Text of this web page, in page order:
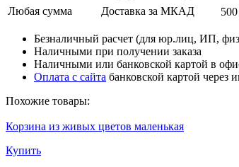
Любая сумма
Доставка за МКАД
Безналичный расчет (для юр.лиц, ИП,
Наличными при получении заказа
Наличными или банковской картой в
Оплата с сайта банковской картой через
Похожие товары:
Корзина из живых цветов маленькая
Купить